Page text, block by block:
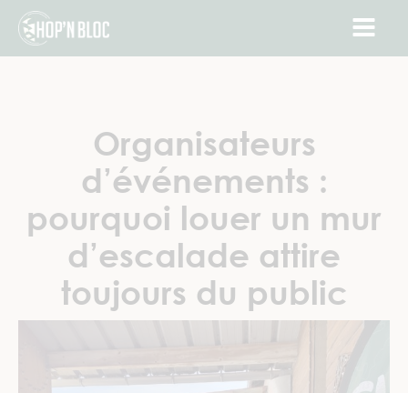
Organisateurs
d’événements :
pourquoi louer un mur
d’escalade attire
toujours du public